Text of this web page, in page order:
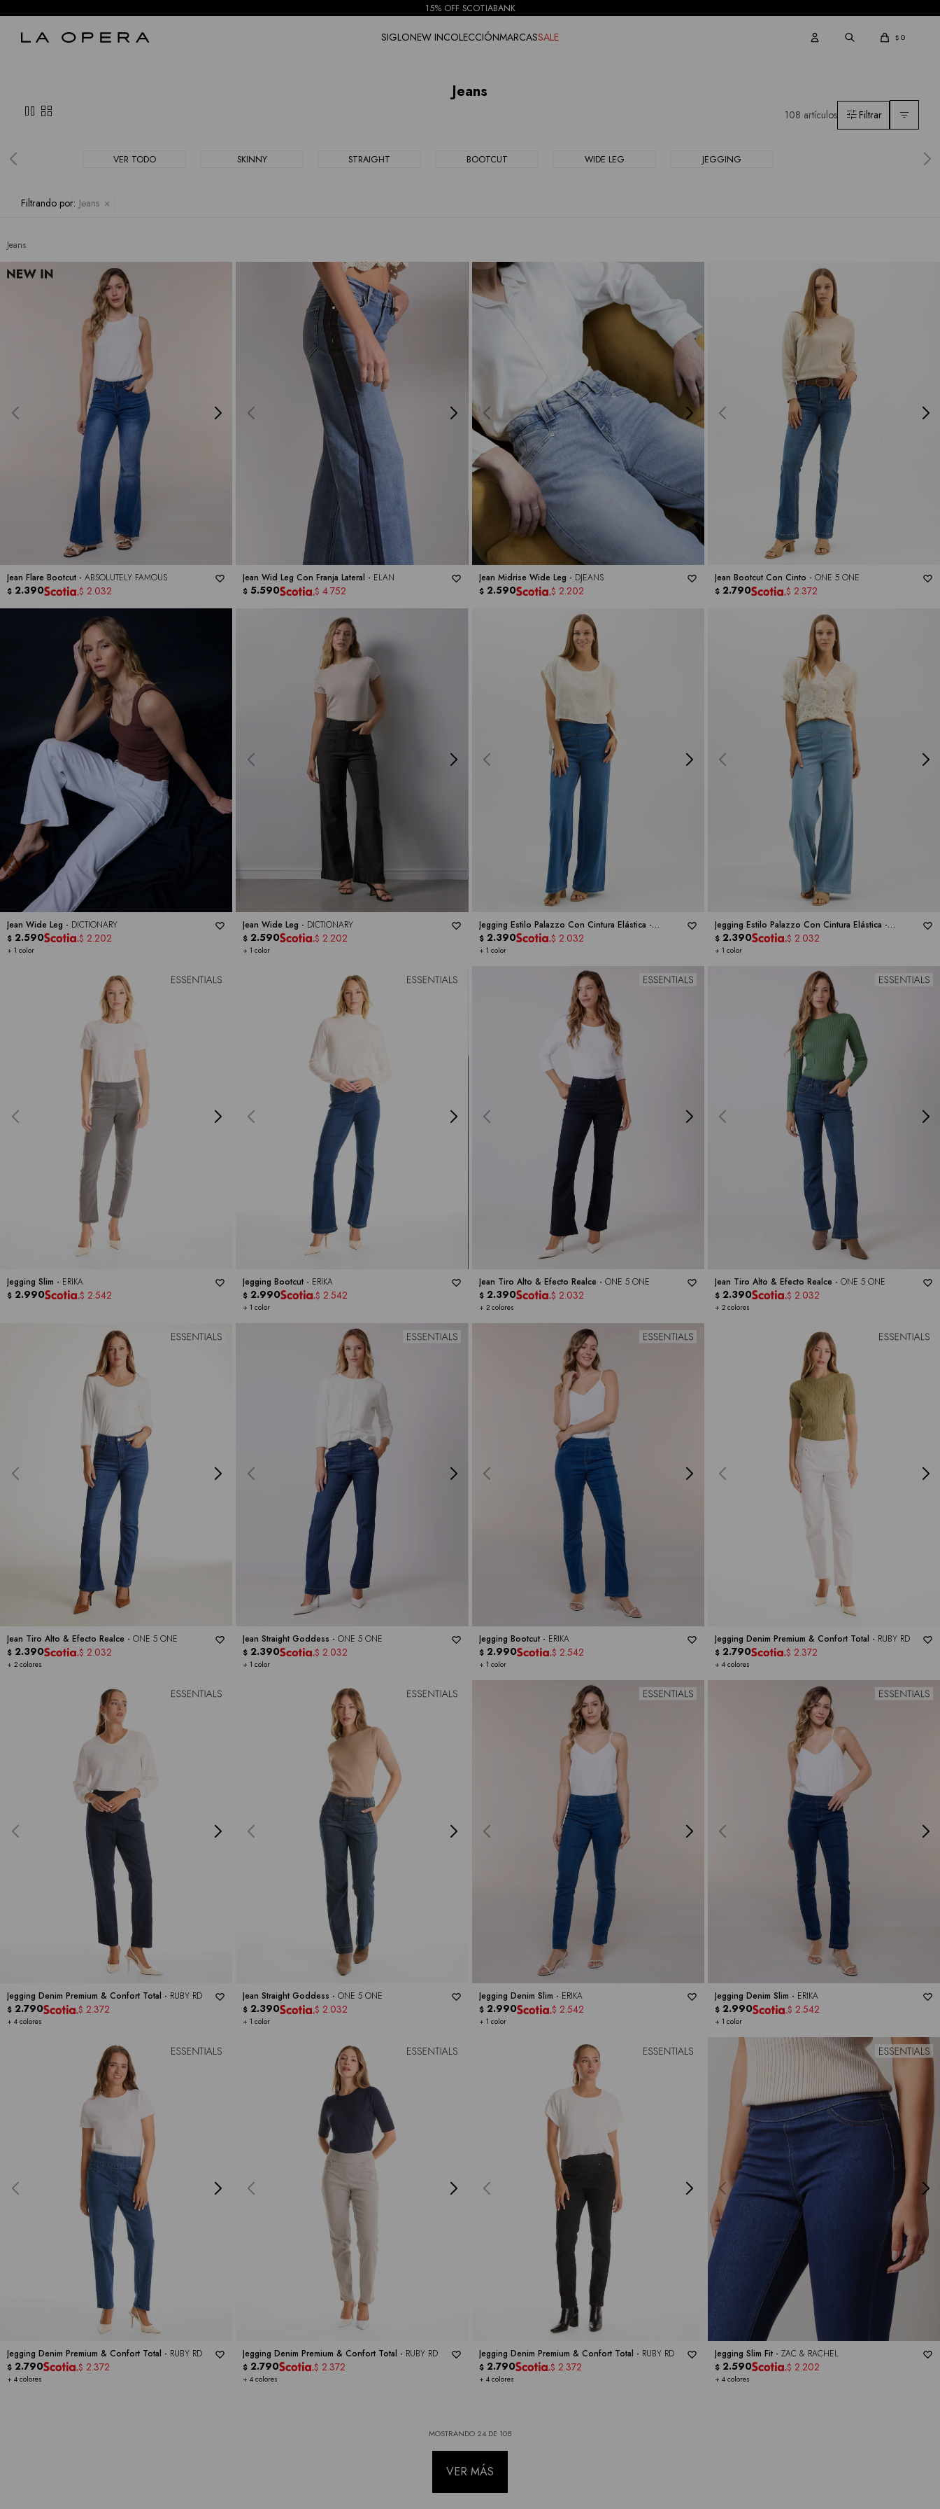
15% OFF SCOTIABANK
SIGLONEW INCOLECCIÓNMARCASSALE $ 0
Jeans
pause grid_view 108 artículos
VER TODO SKINNY STRAIGHT BOOTCUT WIDE LEG JEGGING
Filtrando por: Jeans
Jeans
Jean Flare Bootcut - ABSOLUTELY FAMOUS
$ 2.390 $ 2.032
Jean Wid Leg Con Franja Lateral - ELAN
$ 5.590 $ 4.752
Jean Midrise Wide Leg - DJEANS
$ 2.590 $ 2.202
Jean Bootcut Con Cinto - ONE 5 ONE
$ 2.790 $ 2.372
Jean Wide Leg - DICTIONARY
+ 1 color
$ 2.590 $ 2.202
Jean Wide Leg - DICTIONARY
+ 1 color
$ 2.590 $ 2.202
Jegging Estilo Palazzo Con Cintura Elástica -
DICTIONARY
+ 1 color
$ 2.390 $ 2.032
Jegging Estilo Palazzo Con Cintura Elástica -
DICTIONARY
+ 1 color
$ 2.390 $ 2.032
Jegging Slim - ERIKA
$ 2.990 $ 2.542
Jegging Bootcut - ERIKA
+ 1 color
$ 2.990 $ 2.542
Jean Tiro Alto & Efecto Realce - ONE 5 ONE
+ 2 colores
$ 2.390 $ 2.032
Jean Tiro Alto & Efecto Realce - ONE 5 ONE
+ 2 colores
$ 2.390 $ 2.032
Jean Tiro Alto & Efecto Realce - ONE 5 ONE
+ 2 colores
$ 2.390 $ 2.032
Jean Straight Goddess -ONE 5 ONE
+ 1 color
$ 2.390 $ 2.032
Jegging Bootcut - ERIKA
+ 1 color
$ 2.990 $ 2.542
Jegging Denim Premium & Confort Total - RUBY RD
+ 4 colores
$ 2.790 $ 2.372
Jegging Denim Premium & Confort Total - RUBY RD
+ 4 colores
$ 2.790 $ 2.372
Jean Straight Goddess -ONE 5 ONE
+ 1 color
$ 2.390 $ 2.032
Jegging Denim Slim - ERIKA
+ 1 color
$ 2.990 $ 2.542
Jegging Denim Slim - ERIKA
+ 1 color
$ 2.990 $ 2.542
Jegging Denim Premium & Confort Total - RUBY RD
+ 4 colores
$ 2.790 $ 2.372
Jegging Denim Premium & Confort Total - RUBY RD
+ 4 colores
$ 2.790 $ 2.372
Jegging Denim Premium & Confort Total - RUBY RD
+ 4 colores
$ 2.790 $ 2.372
Jegging Slim Fit - ZAC & RACHEL
+ 4 colores
$ 2.590 $ 2.202
MOSTRANDO 24DE 108
VER MÁS